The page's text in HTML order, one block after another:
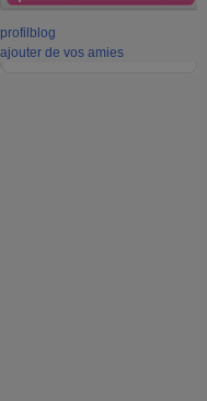
profil blog
ajouter de vos amies